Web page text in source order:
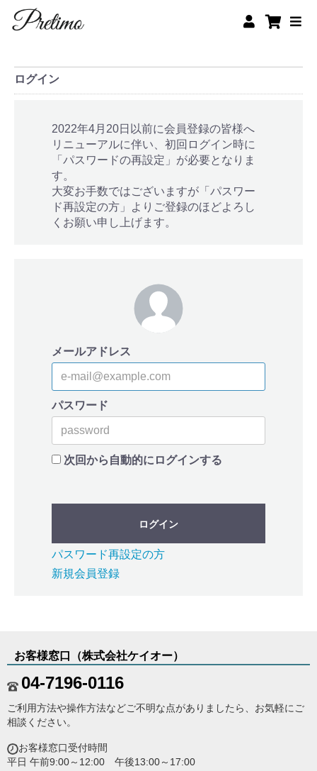
ログイン
2022年4月20日以前に会員登録の皆様へ
リニューアルに伴い、初回ログイン時に
「パスワードの再設定」が必要となりま
す。
大変お手数ではございますが「パスワー
ド再設定の方」よりご登録のほどよろし
くお願い申し上げます。
メールアドレス
パスワード
次回から自動的にログインする
ログイン
パスワード再設定の方
新規会員登録
お客様窓口（株式会社ケイオー）
04-7196-0116
ご利用方法や操作方法などご不明な点がありましたら、お気軽にご
相談ください。
お客様窓口受付時間
平日 午前9:00～12:00 午後13:00～17:00